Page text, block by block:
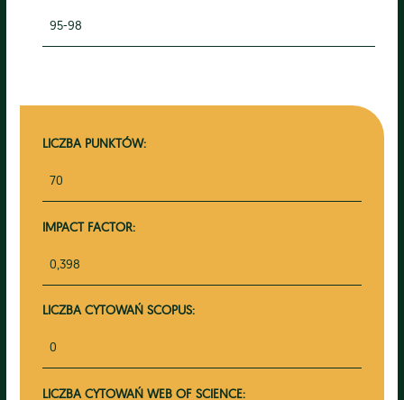
95-98
LICZBA PUNKTÓW:
70
IMPACT FACTOR:
0,398
LICZBA CYTOWAŃ SCOPUS:
0
LICZBA CYTOWAŃ WEB OF SCIENCE: